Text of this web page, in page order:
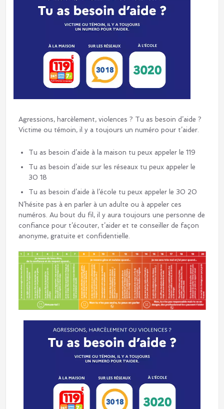
Agressions, harcèlement, violences ? Tu as besoin d’aide ?
Victime ou témoin, il y a toujours un numéro pour t’aider.
Tu as besoin d’aide à la maison tu peux appeler le 119
Tu as besoin d’aide sur les réseaux tu peux appeler le
30 18
Tu as besoin d’aide à l’école tu peux appeler le 30 20
N’hésite pas à en parler à un adulte ou à appeler ces
numéros. Au bout du fil, il y aura toujours une personne de
confiance pour t’écouter, t’aider et te conseiller de façon
anonyme, gratuite et confidentielle.